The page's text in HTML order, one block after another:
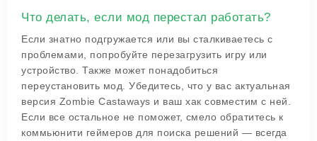
Что делать, если мод перестал работать?
Если знатно подгружается или вы сталкиваетесь с
проблемами, попробуйте перезагрузить игру или
устройство. Также может понадобиться
переустановить мод. Убедитесь, что у вас актуальная
версия Zombie Castaways и ваш хак совместим с ней.
Если все остальное не поможет, смело обратитесь к
коммьюнити геймеров для поиска решений — всегда